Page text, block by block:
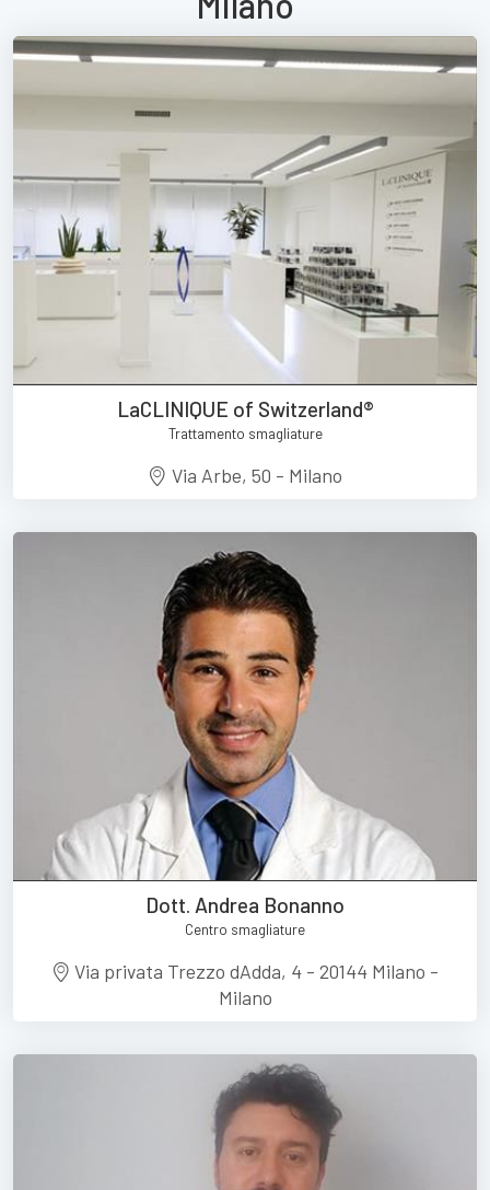
LaCLINIQUE of Switzerland®
Trattamento smagliature
Via Arbe, 50 - Milano
Dott. Andrea Bonanno
Centro smagliature
Via privata Trezzo dAdda, 4 - 20144 Milano -
Milano